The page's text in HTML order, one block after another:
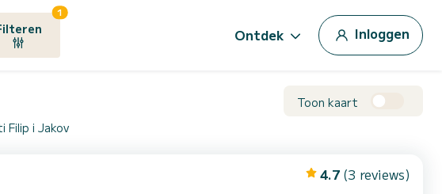
1
Ontdek Inloggen
Toon kaart
Filip i Jakov
4.7 (3 reviews)